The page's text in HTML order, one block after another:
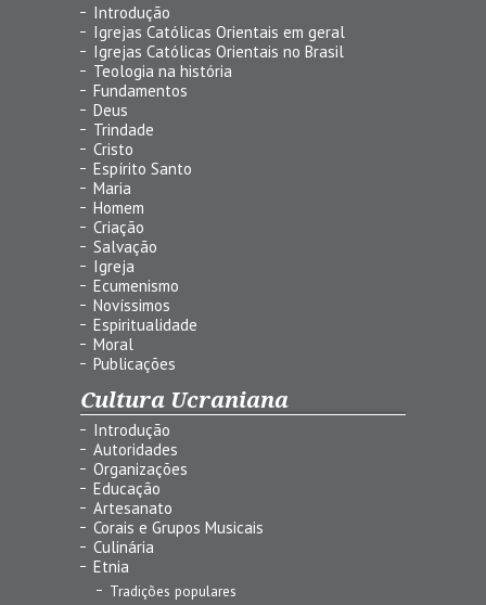
Introdução
Igrejas Católicas Orientais em geral
Igrejas Católicas Orientais no Brasil
Teologia na história
Fundamentos
Deus
Trindade
Cristo
Espírito Santo
Maria
Homem
Criação
Salvação
Igreja
Ecumenismo
Novíssimos
Espiritualidade
Moral
Publicações
Cultura Ucraniana
Introdução
Autoridades
Organizações
Educação
Artesanato
Corais e Grupos Musicais
Culinária
Etnia
Tradições populares